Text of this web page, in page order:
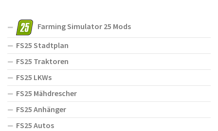
Farming Simulator 25 Mods
FS25 Stadtplan
FS25 Traktoren
FS25 LKWs
FS25 Mähdrescher
FS25 Anhänger
FS25 Autos